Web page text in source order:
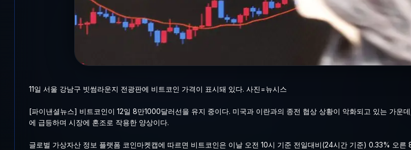
11일 서울 강남구 빗썸라운지 전광판에 비트코인 가격이 표시돼 있다. 사진=뉴시스
[파이낸셜뉴스] 비트코인이 12일 8만1000달러선을 유지 중이다. 미국과 이란과의 종전 협상 상황이 악화되고 있는 가운
에 급등하며 시장에 혼조로 작용한 양상이다.
글로벌 가상자산 정보 플랫폼 코인마켓캡에 따르면 비트코인은 이날 오전 10시 기준 전일대비(24시간 기준) 0.33% 오른